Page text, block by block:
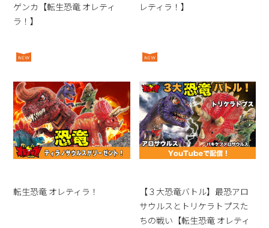
ゲンカ【転生恐竜 オレティ
ラ！】
レティラ！】
転生恐竜 オレティラ！
【３大恐竜バトル】最恐アロ
サウルスとトリケラトプスた
ちの戦い【転生恐竜 オレティ